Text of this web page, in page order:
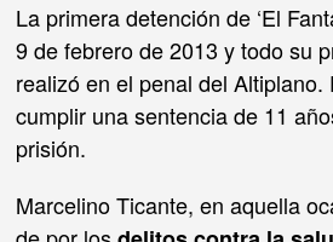
La primera detención de ‘El
9 de febrero de 2013 y todo su
realizó en el penal del Altiplano.
cumplir una sentencia de 11
prisión.
Marcelino Ticante, en aquella